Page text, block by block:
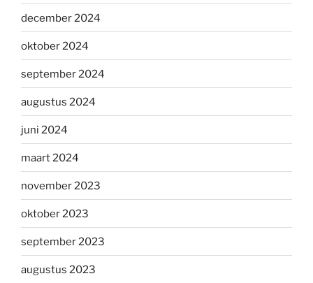
december 2024
oktober 2024
september 2024
augustus 2024
juni 2024
maart 2024
november 2023
oktober 2023
september 2023
augustus 2023